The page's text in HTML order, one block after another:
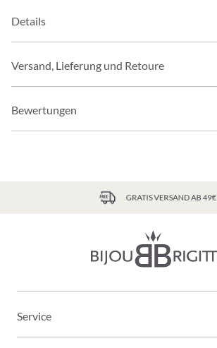
Details
Versand, Lieferung und Retoure
Bewertungen
GRATIS VERSAND AB 49€
Service